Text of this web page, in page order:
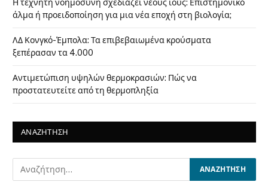
Η τεχνητή νοημοσύνη σχεδιάζει νέους ιούς: Επιστημονικό
άλμα ή προειδοποίηση για μια νέα εποχή στη βιολογία;
ΛΔ Κονγκό-Έμπολα: Τα επιβεβαιωμένα κρούσματα
ξεπέρασαν τα 4.000
Αντιμετώπιση υψηλών θερμοκρασιών: Πώς να
προστατευτείτε από τη θερμοπληξία
ΑΝΑΖΗΤΗΣΗ